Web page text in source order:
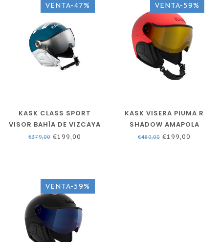
VENTA-47%
KASK CLASS SPORT
VISOR BAHÍA DE VIZCAYA
€379,00 €199,00
VENTA-59%
KASK VISERA PIUMA R
SHADOW AMAPOLA
€480,00 €199,00
VENTA-59%